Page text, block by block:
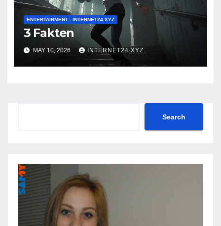
ENTERTAINMENT - INTERNET24.XYZ
3 Fakten
MAY 10, 2026 INTERNET24.XYZ
Search